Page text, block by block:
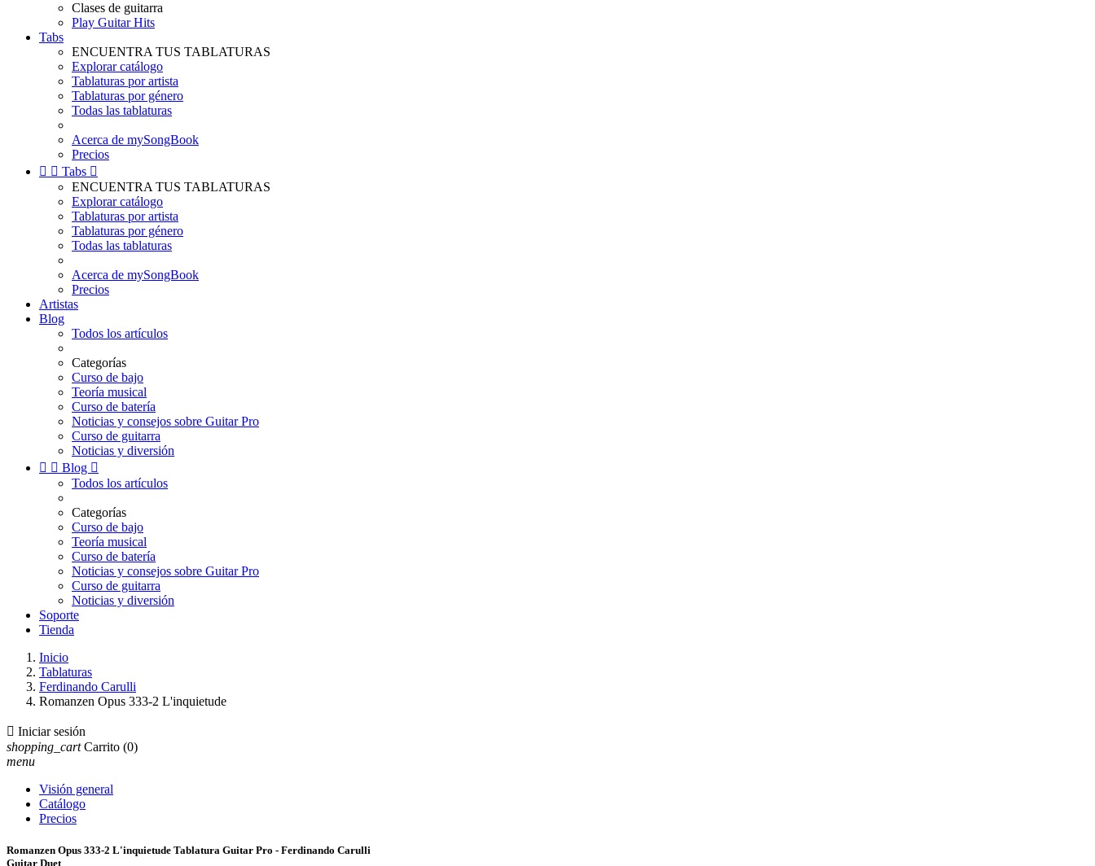
Clases de guitarra
Play Guitar Hits
Tabs
ENCUENTRA TUS TABLATURAS
Explorar catálogo
Tablaturas por artista
Tablaturas por género
Todas las tablaturas
Acerca de mySongBook
Precios
  Tabs 
ENCUENTRA TUS TABLATURAS
Explorar catálogo
Tablaturas por artista
Tablaturas por género
Todas las tablaturas
Acerca de mySongBook
Precios
Artistas
Blog
Todos los artículos
Categorías
Curso de bajo
Teoría musical
Curso de batería
Noticias y consejos sobre Guitar Pro
Curso de guitarra
Noticias y diversión
  Blog 
Todos los artículos
Categorías
Curso de bajo
Teoría musical
Curso de batería
Noticias y consejos sobre Guitar Pro
Curso de guitarra
Noticias y diversión
Soporte
Tienda
Inicio
Tablaturas
Ferdinando Carulli
Romanzen Opus 333-2 L'inquietude
 Iniciar sesión
shopping_cart Carrito (0)
menu
Visión general
Catálogo
Precios
Romanzen Opus 333-2 L'inquietude Tablatura Guitar Pro - Ferdinando Carulli
Guitar Duet